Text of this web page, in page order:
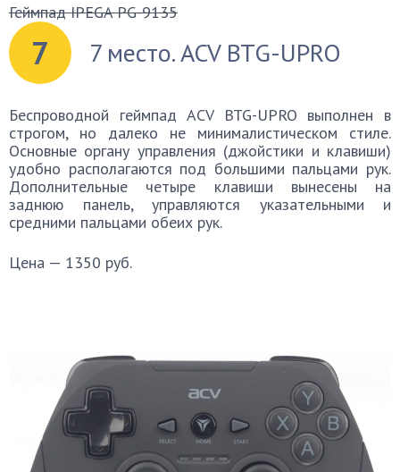
Геймпад IPEGA PG-9135
7 7 место. ACV BTG-UPRO
Беспроводной геймпад ACV BTG-UPRO выполнен в
строгом, но далеко не минималистическом стиле.
Основные органу управления (джойстики и клавиши)
удобно располагаются под большими пальцами рук.
Дополнительные четыре клавиши вынесены на
заднюю панель, управляются указательными и
средними пальцами обеих рук.
Цена — 1350 руб.